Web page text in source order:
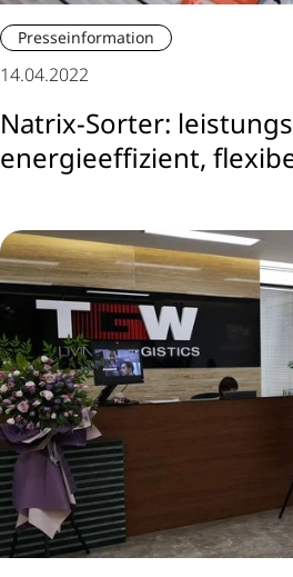
Presseinformation
14.04.2022
Natrix-Sorter:
energieeffizient,